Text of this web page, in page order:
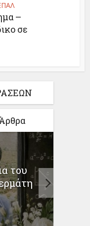
–
σε
του